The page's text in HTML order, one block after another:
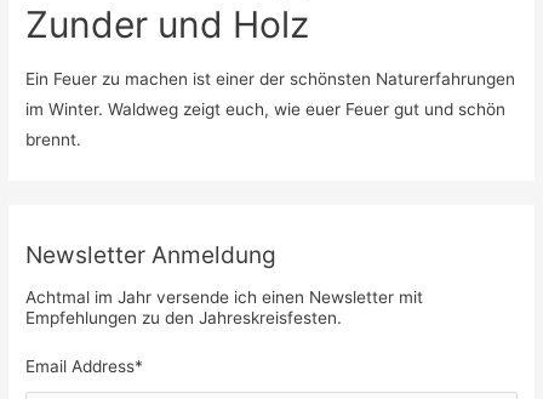
Zunder und Holz
Ein Feuer zu machen ist einer der schönsten Naturerfahrungen
im Winter. Waldweg zeigt euch, wie euer Feuer gut und schön
brennt.
Newsletter Anmeldung
Achtmal im Jahr versende ich einen Newsletter mit
Empfehlungen zu den Jahreskreisfesten.
Email Address*